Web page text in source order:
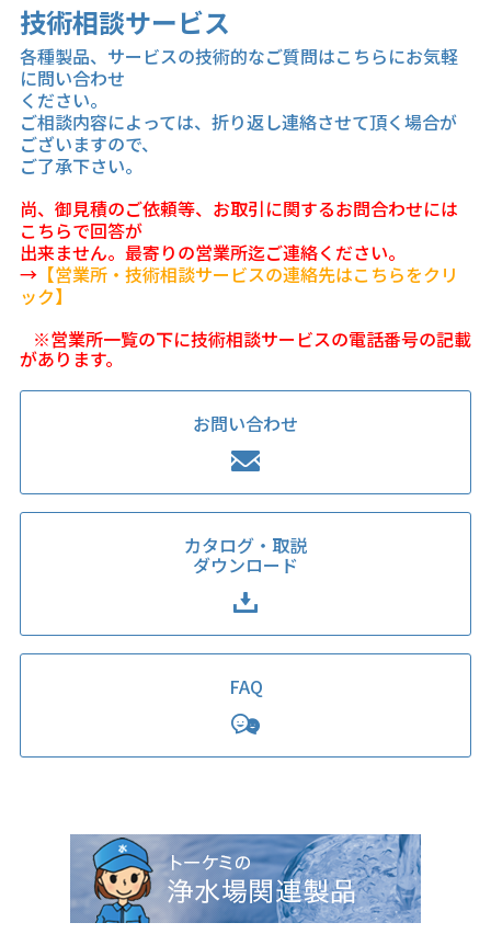
技術相談サービス
各種製品、サービスの技術的なご質問はこちらにお気軽
に問い合わせ
ください。
ご相談内容によっては、折り返し連絡させて頂く場合が
ございますので、
ご了承下さい。
尚、御見積のご依頼等、お取引に関するお問合わせには
こちらで回答が
出来ません。最寄りの営業所迄ご連絡ください。
→【営業所・技術相談サービスの連絡先はこちらをクリ
ック】
※営業所一覧の下に技術相談サービスの電話番号の記載
があります。
お問い合わせ
カタログ・取説
ダウンロード
FAQ